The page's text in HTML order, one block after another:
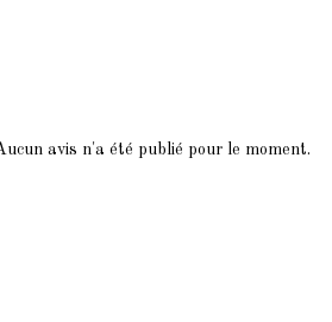
avis n'a été publié pour le moment.